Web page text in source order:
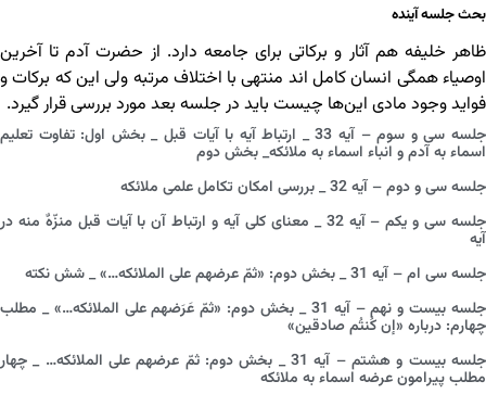
بحث جلسه آینده
ظاهر خلیفه هم آثار و برکاتی برای جامعه دارد. از حضرت آدم تا آخرین
اوصیاء همگی انسان کامل اند منتهی با اختلاف مرتبه ولی این که برکات و
فواید وجود مادی این‌ها چیست باید در جلسه بعد مورد بررسی قرار گیرد.
جلسه سی و سوم – آیه 33 _ ارتباط آیه با آیات قبل _ بخش اول: تفاوت تعلیم
اسماء به آدم و انباء اسماء به ملائکه_ بخش دوم
جلسه سی و دوم – آیه 32 _ بررسی امکان تکامل علمی ملائکه
جلسه سی و یکم – آیه 32 _ معنای کلی آیه و ارتباط آن با آیات قبل منزّهٌ منه در
آیه
جلسه سی ام – آیه 31 _ بخش دوم: «ثمّ عرضهم علی الملائکه…» _ شش نکته
جلسه بیست و نهم – آیه 31 _ بخش دوم: «ثمّ عَرَضهم علی الملائکه…» _ مطلب
چهارم: درباره «إن کُنتُم صادقین»
جلسه بیست و هشتم – آیه 31 _ بخش دوم: ثمّ عرضهم علی الملائکه… _ چهار
مطلب پیرامون عرضه اسماء به ملائکه